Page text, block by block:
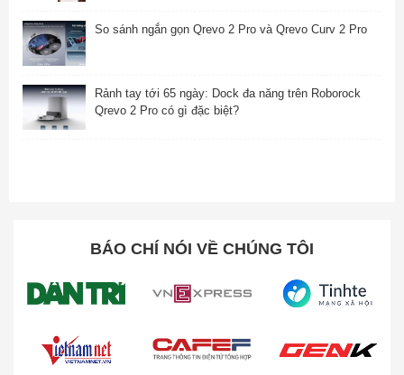
So sánh ngắn gọn Qrevo 2 Pro và Qrevo Curv 2 Pro
Rảnh tay tới 65 ngày: Dock đa năng trên Roborock
Qrevo 2 Pro có gì đặc biệt?
BÁO CHÍ NÓI VỀ CHÚNG TÔI